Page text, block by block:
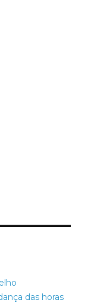
das horas